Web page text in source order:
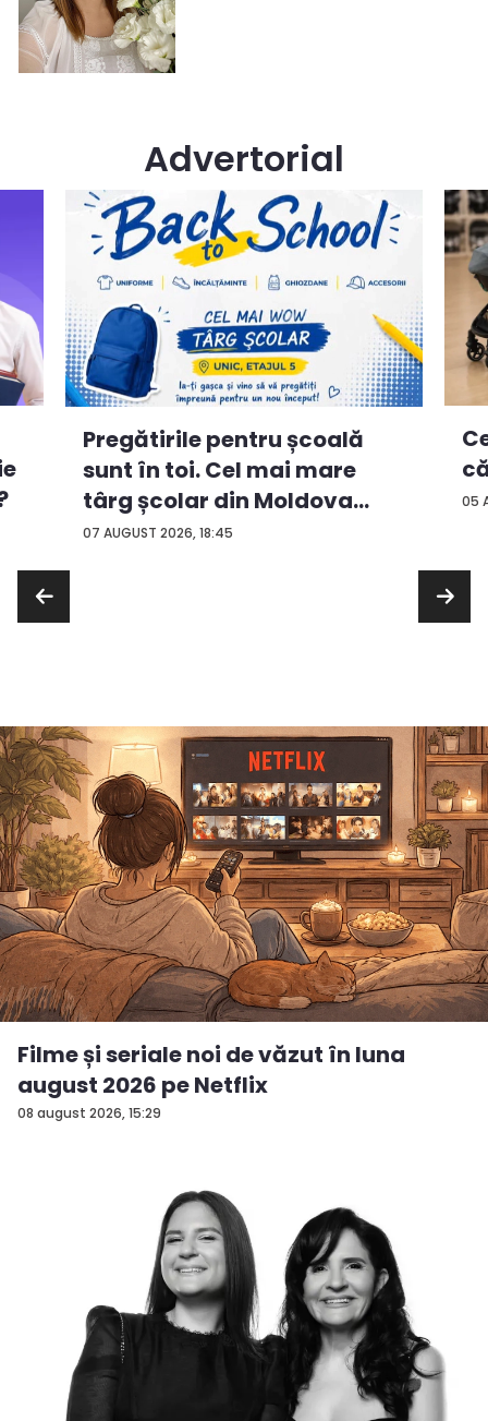
Advertorial
07 AUGUST 2026, 18:45
Pregătirile pentru școală
sunt în toi. Cel mai mare
târg școlar din Moldova
con...
05
08 august 2026, 15:29
Filme și seriale noi de văzut în luna
august 2026 pe Netflix